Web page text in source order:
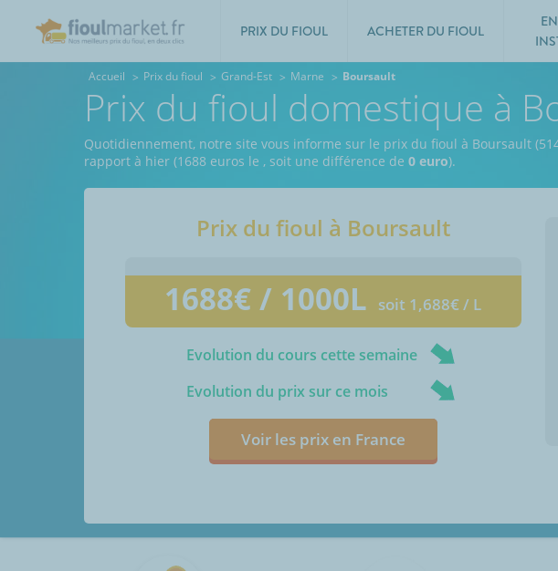
PRIX DU FIOUL ACHETER DU FIOUL
Accueil Prix du fioul Grand-Est Marne Boursault
Prix du fioul domestique à
Quotidiennement, notre site vous informe sur le prix du fioul à Boursault
rapport à hier (1688 euros le , soit une différence de 0 euro).
Prix du fioul à Boursault
1688€ / 1000L soit 1,688€ / L
Evolution du cours cette semaine
Evolution du prix sur ce mois
Voir les prix en France